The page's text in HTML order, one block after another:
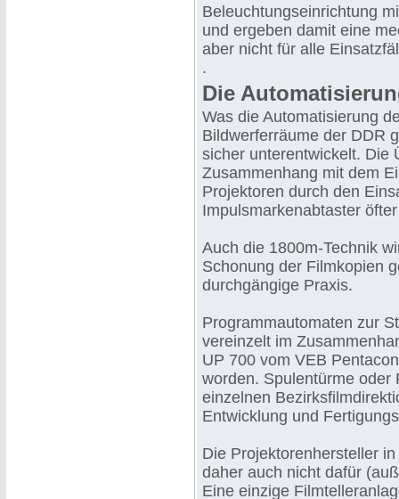
Beleuchtungseinrichtung
und ergeben damit eine
aber nicht für alle
.
Die
Was die Automatisierung
Bildwerferräume der DDR
sicher unterentwickelt. Die
Zusammenhang mit dem
Projektoren durch den
Impulsmarkenabtaster
Auch die 1800m-Technik
Schonung der Filmkopien
durchgängige Praxis.
Programmautomaten zur
vereinzelt im
UP 700 vom VEB
worden. Spulentürme oder
einzelnen
Entwicklung und
Die Projektorenhersteller
daher auch nicht dafür
Eine einzige